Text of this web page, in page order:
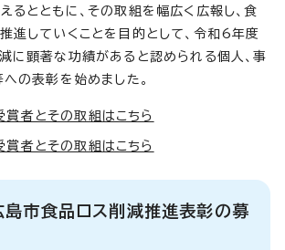
るとともに、その取組を幅広く広報し、食
進していくことを目的として、令和6年度
に顕著な功績があると認められる個人、事
への表彰を始めました。
者とその取組はこちら
者とその取組はこちら
市食品ロス削減推進表彰の募